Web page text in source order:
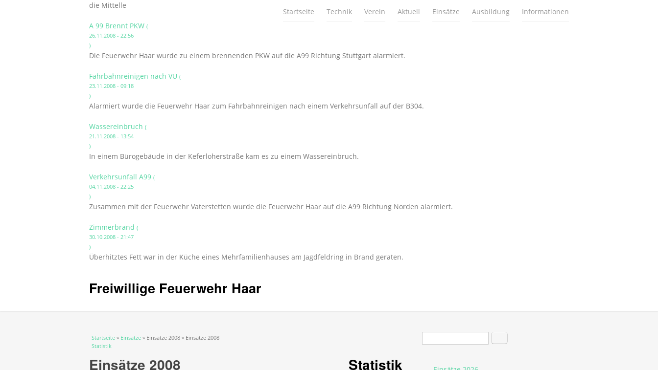
Startseite Technik Verein Aktuell Einsätze Ausbildung Informationen
die Mittelle
A 99 Brennt PKW (
26.11.2008 - 22:56
)
Die Feuerwehr Haar wurde zu einem brennenden PKW auf die A99 Richtung Stuttgart alarmiert.
Fahrbahnreinigen nach VU (
23.11.2008 - 09:18
)
Alarmiert wurde die Feuerwehr Haar zum Fahrbahnreinigen nach einem Verkehrsunfall auf der B304.
Wassereinbruch (
21.11.2008 - 13:54
)
In einem Bürogebäude in der Keferloherstraße kam es zu einem Wassereinbruch.
Verkehrsunfall A99 (
04.11.2008 - 22:25
)
Zusammen mit der Feuerwehr Vaterstetten wurde die Feuerwehr Haar auf die A99 Richtung Norden alarmiert.
Zimmerbrand (
30.10.2008 - 21:47
)
Überhitztes Fett war in der Küche eines Mehrfamilienhauses am Jagdfeldring in Brand geraten.
Freiwillige Feuerwehr Haar
Sie sind hier
Startseite » Einsätze » Einsätze 2008 » Einsätze 2008
Statistik
Einsätze 2008 Statistik
Suchformular Suche